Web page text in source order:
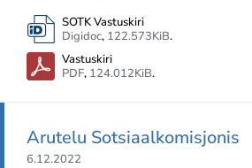
SOTK Vastuskiri
Digidoc, 122.573KiB.
Vastuskiri
PDF, 124.012KiB.
Arutelu Sotsiaalkomisjonis
6.12.2022